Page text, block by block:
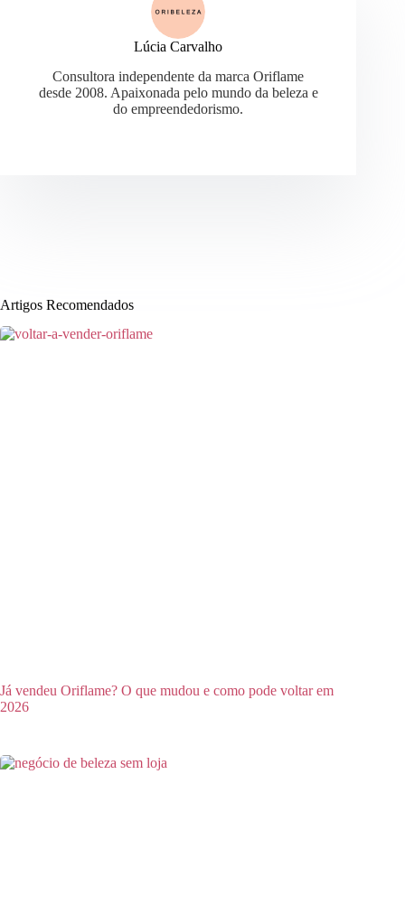
Lúcia Carvalho
Consultora independente da marca Oriflame
desde 2008. Apaixonada pelo mundo da beleza e
do empreendedorismo.
Artigos Recomendados
Já vendeu Oriflame? O que mudou e como pode voltar em
2026